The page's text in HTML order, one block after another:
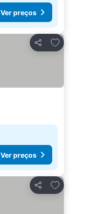
Ver preços
Partilhar
Adicionar aos
Ver preços
Partilhar
Adicionar aos